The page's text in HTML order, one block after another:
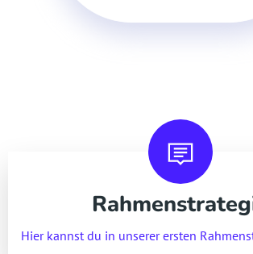
Hier kannst du in unserer ersten